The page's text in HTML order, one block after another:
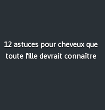
12 astuces pour cheveux que
toute fille devrait connaître